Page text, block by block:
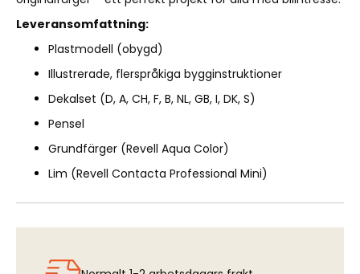
Leveransomfattning:
Plastmodell (obygd)
Illustrerade, flerspråkiga bygginstruktioner
Dekalset (D, A, CH, F, B, NL, GB, I, DK, S)
Pensel
Grundfärger (Revell Aqua Color)
Lim (Revell Contacta Professional Mini)